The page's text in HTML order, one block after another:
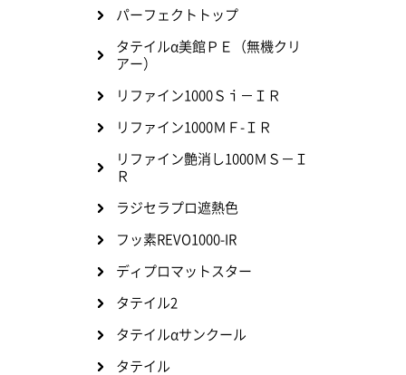
パーフェクトトップ
タテイルα美館ＰＥ（無機クリ
アー）
リファイン1000Ｓｉ－ＩＲ
リファイン1000ＭＦ-ＩＲ
リファイン艶消し1000ＭＳ－Ｉ
Ｒ
ラジセラプロ遮熱色
フッ素REVO1000-IR
ディプロマットスター
タテイル2
タテイルαサンクール
タテイル